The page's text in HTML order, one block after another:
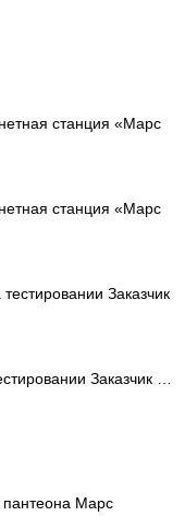
станция «Марс
станция «Марс
Заказчик
Заказчик …
Марс